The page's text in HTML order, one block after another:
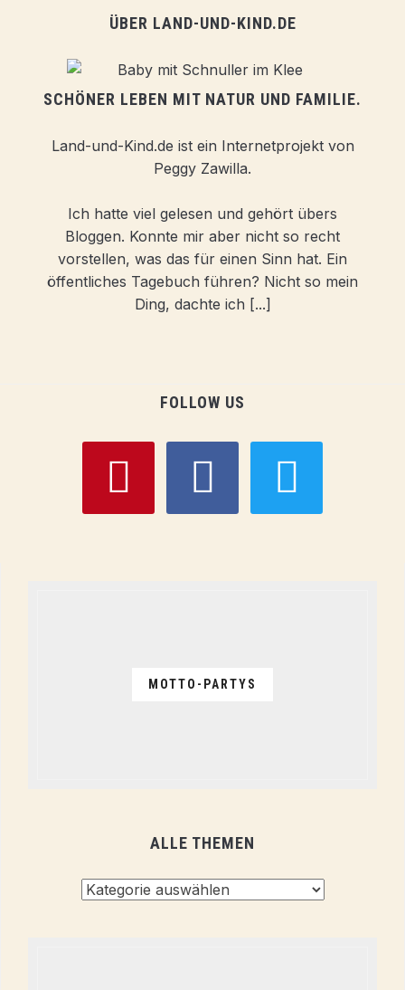
ÜBER LAND-UND-KIND.DE
SCHÖNER LEBEN MIT NATUR UND FAMILIE.
Land-und-Kind.de ist ein Internetprojekt von
Peggy Zawilla.
Ich hatte viel gelesen und gehört übers
Bloggen. Konnte mir aber nicht so recht
vorstellen, was das für einen Sinn hat. Ein
öffentliches Tagebuch führen? Nicht so mein
Ding, dachte ich [...]
FOLLOW US
MOTTO-PARTYS
ALLE THEMEN